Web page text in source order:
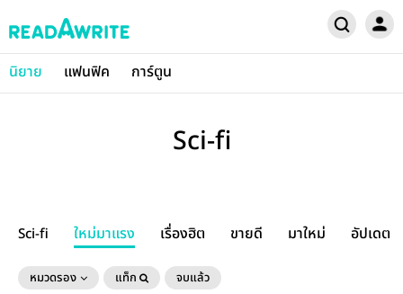
นิยาย แฟนฟิค การ์ตูน
Sci-fi
Sci-fi ใหม่มาแรง เรื่องฮิต ขายดี มาใหม่ อัปเดต
หมวดรอง แท็ก จบแล้ว